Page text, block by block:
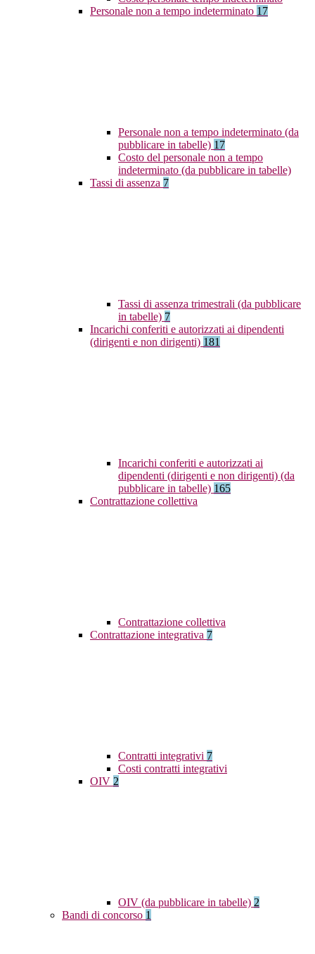
Personale non a tempo indeterminato 17
Personale non a tempo indeterminato (da
pubblicare in tabelle) 17
Costo del personale non a tempo
indeterminato (da pubblicare in tabelle)
Tassi di assenza 7
Tassi di assenza trimestrali (da pubblicare
in tabelle) 7
Incarichi conferiti e autorizzati ai dipendenti
(dirigenti e non dirigenti) 181
Incarichi conferiti e autorizzati ai
dipendenti (dirigenti e non dirigenti) (da
pubblicare in tabelle) 165
Contrattazione collettiva
Contrattazione collettiva
Contrattazione integrativa 7
Contratti integrativi 7
Costi contratti integrativi
OIV 2
OIV (da pubblicare in tabelle) 2
Bandi di concorso 1